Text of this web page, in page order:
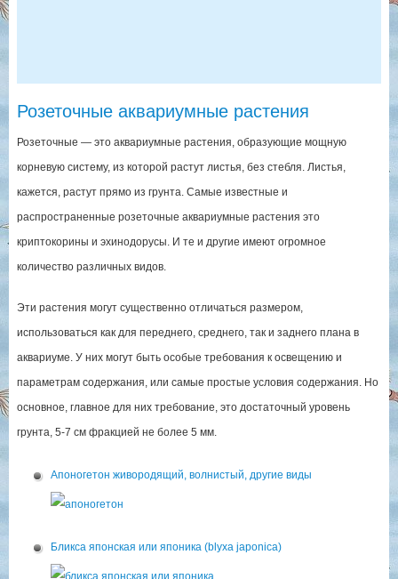
Розеточные аквариумные растения
Розеточные — это аквариумные растения, образующие мощную
корневую систему, из которой растут листья, без стебля. Листья,
кажется, растут прямо из грунта. Самые известные и
распространенные розеточные аквариумные растения это
криптокорины и эхинодорусы. И те и другие имеют огромное
количество различных видов.
Эти растения могут существенно отличаться размером,
использоваться как для переднего, среднего, так и заднего плана в
аквариуме. У них могут быть особые требования к освещению и
параметрам содержания, или самые простые условия содержания. Но
основное, главное для них требование, это достаточный уровень
грунта, 5-7 см фракцией не более 5 мм.
Апоногетон живородящий, волнистый, другие виды
Бликса японская или японика (blyxa japonica)